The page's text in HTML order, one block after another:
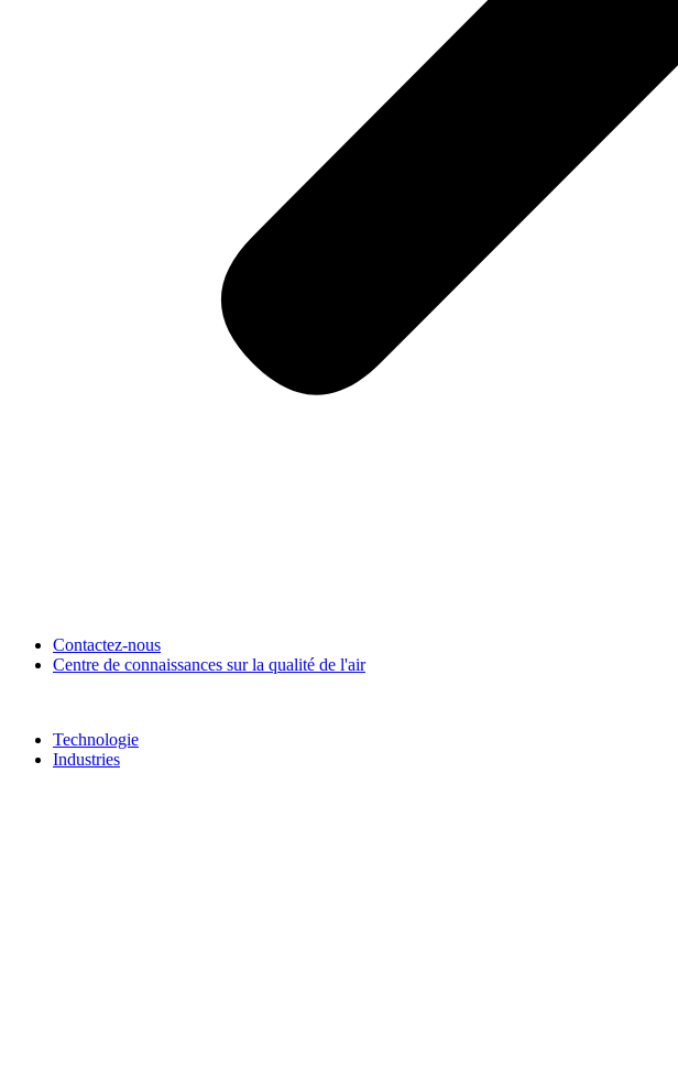
Contactez-nous
Centre de connaissances sur la qualité de l'air
Technologie
Industries